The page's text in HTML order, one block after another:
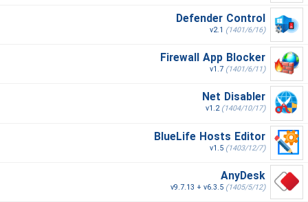
Defender Control
v2.1 (1401/6/16)
Firewall App Blocker
v1.7 (1401/6/11)
Net Disabler
v1.2(1404/10/17)
BlueLife Hosts Editor
v1.5 (1403/12/7)
AnyDesk
v9.7.13 + v6.3.5 (1405/5/12)